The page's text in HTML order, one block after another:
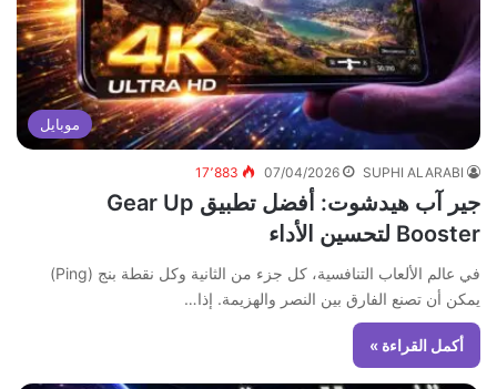
موبايل
SUPHI ALARABI
07/04/2026 17٬883
جير آب هيدشوت: أفضل تطبيق Gear Up
Booster لتحسين الأداء
في عالم الألعاب التنافسية، كل جزء من الثانية وكل نقطة بنج (Ping)
يمكن أن تصنع الفارق بين النصر والهزيمة. إذا…
أكمل القراءة »